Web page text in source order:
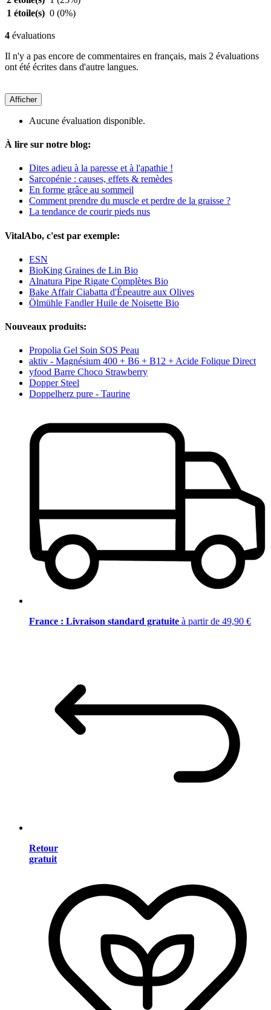
1 étoile(s) 0 (0%)
4 évaluations
Il n'y a pas encore de commentaires en français, mais 2 évaluations
ont été écrites dans d'autre langues.
Afficher
Aucune évaluation disponible.
À lire sur notre blog:
Dites adieu à la paresse et à l'apathie !
Sarcopénie : causes, effets & remèdes
En forme grâce au sommeil
Comment prendre du muscle et perdre de la graisse ?
La tendance de courir pieds nus
VitalAbo, c'est par exemple:
ESN
BioKing Graines de Lin Bio
Alnatura Pipe Rigate Complètes Bio
Bake Affair Ciabatta d'Épeautre aux Olives
Ölmühle Fandler Huile de Noisette Bio
Nouveaux produits:
Propolia Gel Soin SOS Peau
aktiv - Magnésium 400 + B6 + B12 + Acide Folique Direct
yfood Barre Choco Strawberry
Dopper Steel
Doppelherz pure - Taurine
France : Livraison standard gratuite à partir de 49,90 €
Retour
gratuit